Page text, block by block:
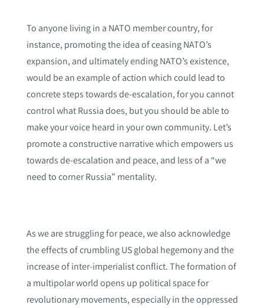
To anyone living in a NATO member country, for
instance, promoting the idea of ceasing NATO’s
expansion, and ultimately ending NATO’s existence,
would be an example of action which could lead to
concrete steps towards de-escalation, for you cannot
control what Russia does, but you should be able to
make your voice heard in your own community. Let’s
promote a constructive narrative which empowers us
towards de-escalation and peace, and less of a “we
need to corner Russia” mentality.
As we are struggling for peace, we also acknowledge
the effects of crumbling US global hegemony and the
increase of inter-imperialist conflict. The formation of
a multipolar world opens up political space for
revolutionary movements, especially in the oppressed